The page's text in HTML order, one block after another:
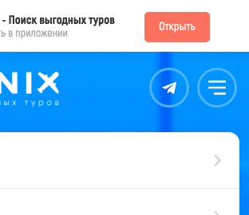
Контакты Меню